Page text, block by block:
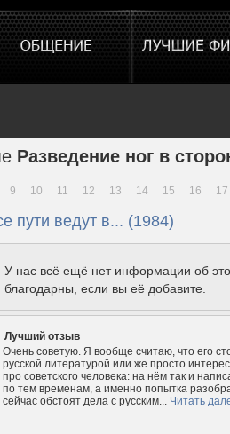
Разведение ног в
9 10 11 12 13 14 15 16 17
пути ведут в... (1984)
У нас всё ещё нет информации об
благодарны, если вы её добавите.
Лучший отзыв
Очень советую. Я вообще считаю, что его
русской литературой или же просто
про советского человека: на нём так и
по тем временам, а именно попытка
сейчас обстоят дела с русским... Читать